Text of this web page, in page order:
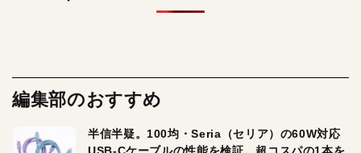
編集部のおすすめ
半信半疑。100均・Seria（セリア）の60W対応